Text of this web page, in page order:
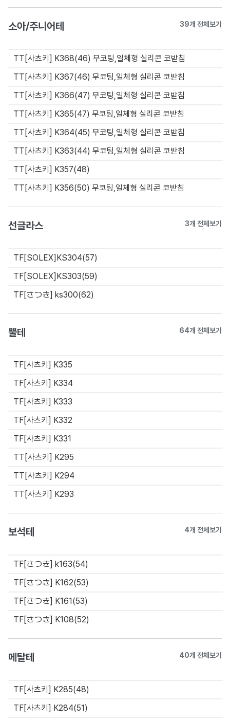
소아/주니어테 39개 전체보기
TT[사츠키] K368(46) 무코팅,일체형 실리콘 코받침
TT[사츠키] K367(46) 무코팅,일체형 실리콘 코받침
TT[사츠키] K366(47) 무코팅,일체형 실리콘 코받침
TT[사츠키] K365(47) 무코팅,일체형 실리콘 코받침
TT[사츠키] K364(45) 무코팅,일체형 실리콘 코받침
TT[사츠키] K363(44) 무코팅,일체형 실리콘 코받침
TT[사츠키] K357(48)
TT[사츠키] K356(50) 무코팅,일체형 실리콘 코받침
선글라스 3개 전체보기
TF[SOLEX]KS304(57)
TF[SOLEX]KS303(59)
TF[さつき] ks300(62)
뿔테 64개 전체보기
TF[사츠키] K335
TF[사츠키] K334
TF[사츠키] K333
TF[사츠키] K332
TF[사츠키] K331
TT[사츠키] K295
TT[사츠키] K294
TT[사츠키] K293
보석테 4개 전체보기
TF[さつき] k163(54)
TF[さつき] K162(53)
TF[さつき] K161(53)
TF[さつき] K108(52)
메탈테 40개 전체보기
TF[사츠키] K285(48)
TF[사츠키] K284(51)